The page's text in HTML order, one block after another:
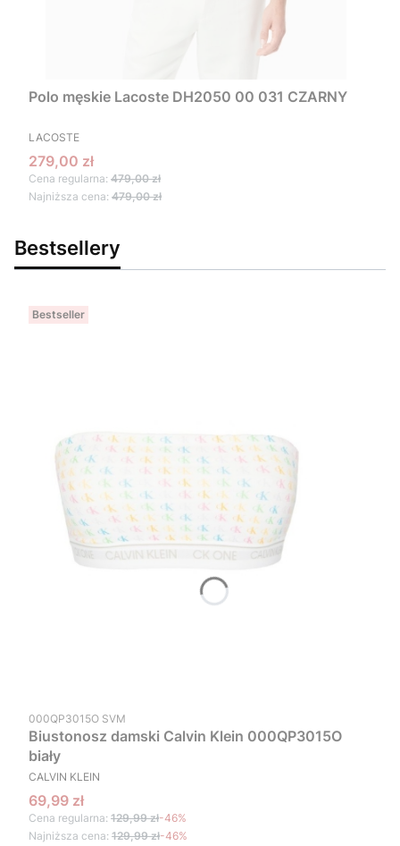
Polo męskie Lacoste DH2050 00 031 CZARNY
PRODUCENT
LACOSTE
Cena promocyjna
279,00 zł
Cena regularna: 479,00 zł
Najniższa cena: 479,00 zł
Bestsellery
Bestseller
Kod produktu
000QP3015O SVM
Biustonosz damski Calvin Klein 000QP3015O
biały
PRODUCENT
CALVIN KLEIN
Cena promocyjna
69,99 zł
Cena regularna: 129,99 zł-46%
Najniższa cena: 129,99 zł-46%